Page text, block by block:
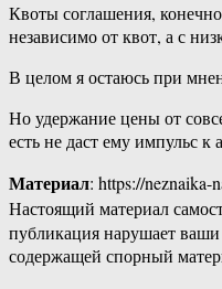
Квоты соглашения,
независимо от квот, а с
В целом я остаюсь при
Но удержание цены от
есть не даст ему импульс
Материал: https://neznaika-
Настоящий материал
публикация нарушает
содержащей спорный